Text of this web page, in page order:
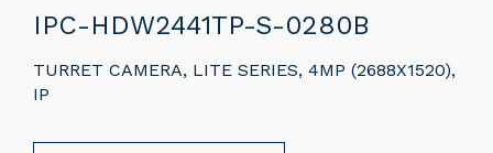
IPC-HDW2441TP-S-0280B
TURRET CAMERA, LITE SERIES, 4MP (2688X1520),
IP